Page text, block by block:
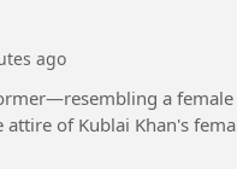
ago
a
of Kublai Khan's